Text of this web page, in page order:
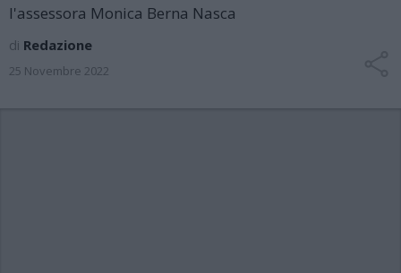
l'assessora Monica Berna Nasca
di Redazione
25 Novembre 2022